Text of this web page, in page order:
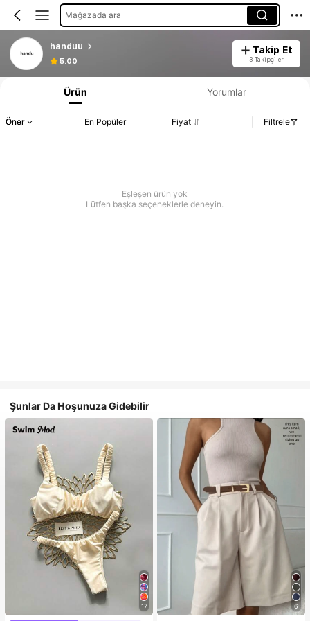
Mağazada ara
handuu
5.00
Takip Et
3 Takipçiler
Ürün Yorumlar
Öner En Popüler Fiyat Filtrele
Eşleşen ürün yok
Lütfen başka seçeneklerle deneyin.
Şunlar Da Hoşunuza Gidebilir
17 6